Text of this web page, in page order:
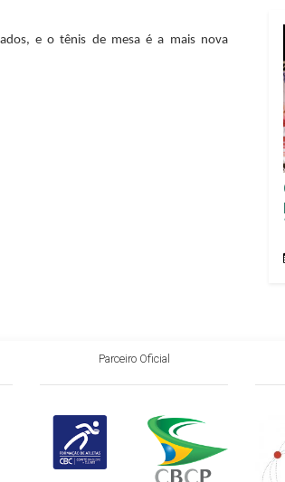
e o tênis de mesa é a mais nova
Parceiro Oficial